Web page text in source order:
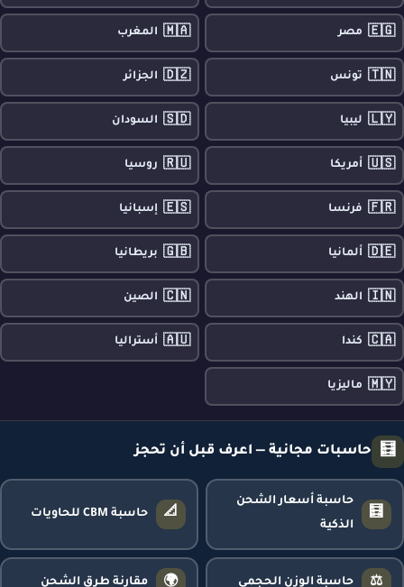
🇪🇬 مصر 🇲🇦 المغرب
🇹🇳 تونس 🇩🇿 الجزائر
🇱🇾 ليبيا 🇸🇩 السودان
🇺🇸 أمريكا 🇷🇺 روسيا
🇫🇷 فرنسا 🇪🇸 إسبانيا
🇩🇪 ألمانيا 🇬🇧 بريطانيا
🇮🇳 الهند 🇨🇳 الصين
🇨🇦 كندا 🇦🇺 أستراليا
🇲🇾 ماليزيا
🧮 حاسبات مجانية — اعرف قبل أن تحجز
🧮
حاسبة أسعار الشحن
الذكية
📐 حاسبة CBM للحاويات
⚖️ حاسبة الوزن الحجمي 🌍 مقارنة طرق الشحن